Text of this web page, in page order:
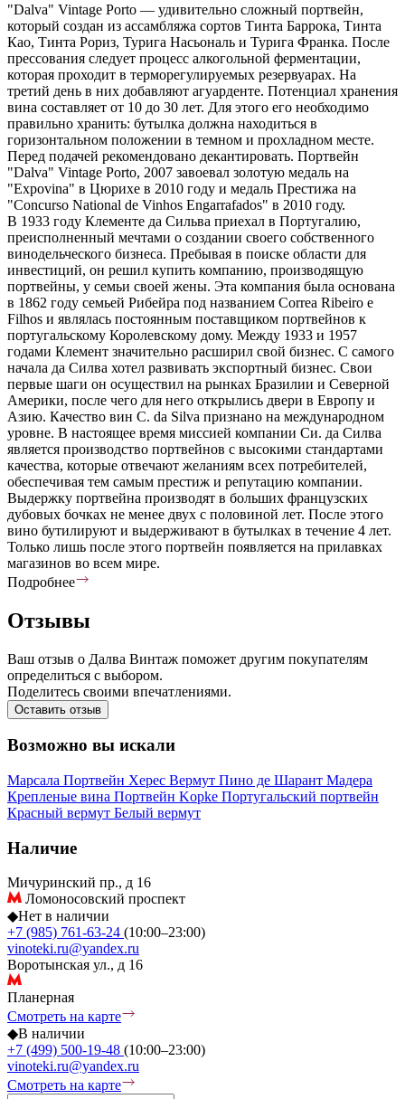
"Dalva" Vintage Porto — удивительно сложный портвейн,
который создан из ассамбляжа сортов Тинта Баррока, Тинта
Као, Тинта Рориз, Турига Насьональ и Турига Франка. После
прессования следует процесс алкогольной ферментации,
которая проходит в терморегулируемых резервуарах. На
третий день в них добавляют агуарденте. Потенциал хранения
вина составляет от 10 до 30 лет. Для этого его необходимо
правильно хранить: бутылка должна находиться в
горизонтальном положении в темном и прохладном месте.
Перед подачей рекомендовано декантировать. Портвейн
"Dalva" Vintage Porto, 2007 завоевал золотую медаль на
"Expovina" в Цюрихе в 2010 году и медаль Престижа на
"Concurso National de Vinhos Engarrafados" в 2010 году.
В 1933 году Клементе да Сильва приехал в Португалию,
преисполненный мечтами о создании своего собственного
винодельческого бизнеса. Пребывая в поиске области для
инвестиций, он решил купить компанию, производящую
портвейны, у семьи своей жены. Эта компания была основана
в 1862 году семьей Рибейра под названием Correa Ribeiro e
Filhos и являлась постоянным поставщиком портвейнов к
португальскому Королевскому дому. Между 1933 и 1957
годами Клемент значительно расширил свой бизнес. С самого
начала да Силва хотел развивать экспортный бизнес. Свои
первые шаги он осуществил на рынках Бразилии и Северной
Америки, после чего для него открылись двери в Европу и
Азию. Качество вин C. da Silva признано на международном
уровне. В настоящее время миссией компании Си. да Силва
является производство портвейнов с высокими стандартами
качества, которые отвечают желаниям всех потребителей,
обеспечивая тем самым престиж и репутацию компании.
Выдержку портвейна производят в больших французских
дубовых бочках не менее двух с половиной лет. После этого
вино бутилируют и выдерживают в бутылках в течение 4 лет.
Только лишь после этого портвейн появляется на прилавках
магазинов во всем мире.
Подробнее
Отзывы
Ваш отзыв о Далва Винтаж поможет другим покупателям
определиться с выбором.
Поделитесь своими впечатлениями.
Оставить отзыв
Возможно вы искали
Марсала Портвейн Херес Вермут Пино де Шарант Мадера
Крепленые вина Портвейн Kopke Португальский портвейн
Красный вермут Белый вермут
Наличие
Мичуринский пр., д 16
Ломоносовский проспект
◆Нет в наличии
+7 (985) 761-63-24 (10:00–23:00)
vinoteki.ru@yandex.ru
Воротынская ул., д 16
Планерная
Смотреть на карте
◆В наличии
+7 (499) 500-19-48 (10:00–23:00)
vinoteki.ru@yandex.ru
Смотреть на карте